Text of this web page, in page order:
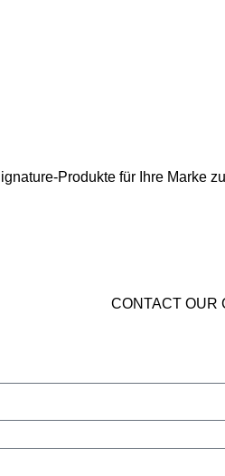
Produkte für Ihre Marke
CONTACT OUR